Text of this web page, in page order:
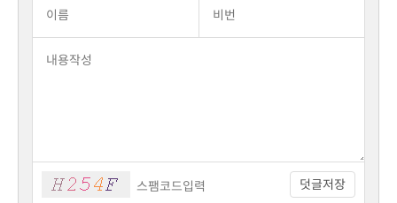
덧글저장